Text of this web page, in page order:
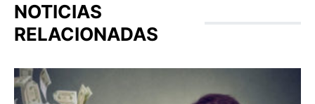
NOTICIAS
RELACIONADAS